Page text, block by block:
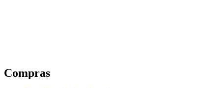
Compras